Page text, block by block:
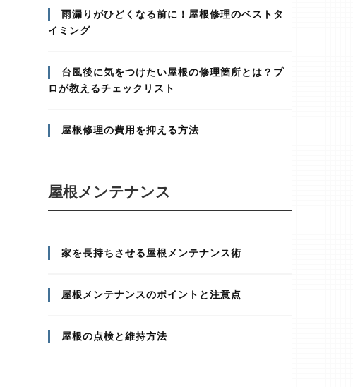
雨漏りがひどくなる前に！屋根修理のベストタ
イミング
台風後に気をつけたい屋根の修理箇所とは？プ
ロが教えるチェックリスト
屋根修理の費用を抑える方法
屋根メンテナンス
家を長持ちさせる屋根メンテナンス術
屋根メンテナンスのポイントと注意点
屋根の点検と維持方法